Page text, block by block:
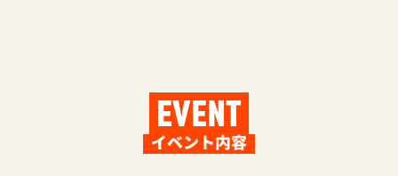
EVENT
イベント内容